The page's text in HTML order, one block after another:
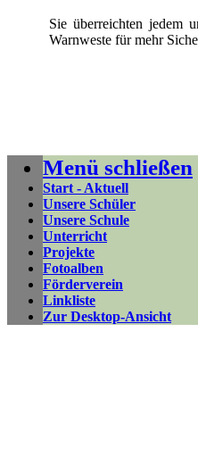
Sie überreichten jedem
Warnweste für mehr
Menü schließen
Start - Aktuell
Unsere Schüler
Unsere Schule
Unterricht
Projekte
Fotoalben
Förderverein
Linkliste
Zur Desktop-Ansicht